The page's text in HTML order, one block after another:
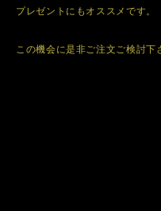
プレゼントにもオススメです。
この機会に是非ご注文ご検討下